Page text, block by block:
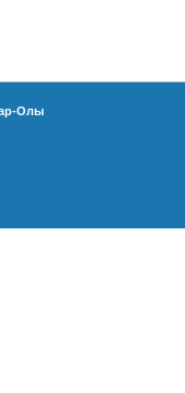
Олы